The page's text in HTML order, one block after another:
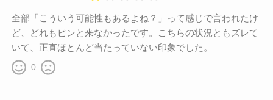
全部「こういう可能性もあるよね？」って感じで言われたけ
ど、どれもピンと来なかったです。こちらの状況ともズレて
いて、正直ほとんど当たっていない印象でした。
0